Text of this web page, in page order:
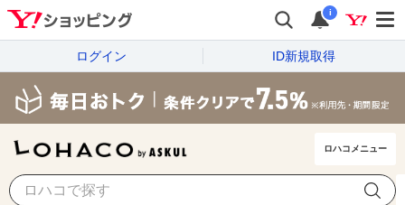
i
ログイン ID新規取得
ロハコメニュー